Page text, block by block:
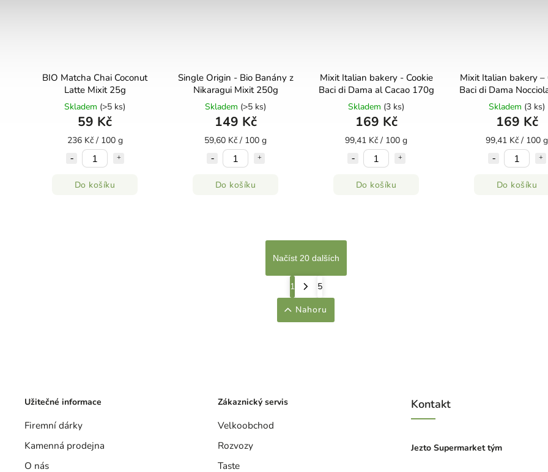
BIO Matcha Chai Coconut
Latte Mixit 25g
Skladem (>5 ks)
59 Kč
236 Kč / 100 g
Do košíku
Single Origin - Bio Banány z
Nikaragui Mixit 250g
Skladem (>5 ks)
149 Kč
59,60 Kč / 100 g
Do košíku
Mixit Italian bakery - Cookie
Baci di Dama al Cacao 170g
Skladem (3 ks)
169 Kč
99,41 Kč / 100 g
Do košíku
Mixit Italian bakery –
Baci di Dama
Skladem (3 ks)
169 Kč
99,41 Kč / 100 g
Do košíku
Načíst 20 dalších
1
5
Nahoru
Užitečné informace
Firemní dárky
Kamenná prodejna
O nás
Zákaznický servis
Velkoobchod
Rozvozy
Taste
Kontakt
Jezto Supermarket tým